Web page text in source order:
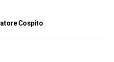
Cospito